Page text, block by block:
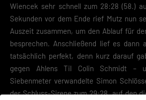
Wiencek sehr schnell zum 28:28 (58.)
Sekunden vor dem Ende rief Mutz nun
Auszeit zusammen, um den Ablauf für
besprechen. Anschließend lief es dann
tatsächlich perfekt, denn kurz darauf
gegen Ahlens Til Colin Schmidt –
Siebenmeter verwandelte Simon
der Schluss-Sirene zum 29:28, auf den